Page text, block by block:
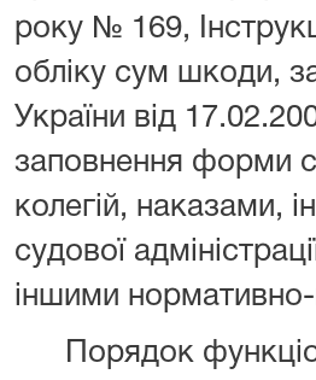
року № 169,
обліку сум шкоди,
України від
заповнення форми
колегій, наказами,
судової
іншими
Порядок